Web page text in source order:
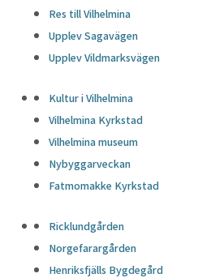
Res till Vilhelmina
Upplev Sagavägen
Upplev Vildmarksvägen
Kultur i Vilhelmina
Vilhelmina Kyrkstad
Vilhelmina museum
Nybyggarveckan
Fatmomakke Kyrkstad
Ricklundgården
Norgefarargården
Henriksfjälls Bygdegård